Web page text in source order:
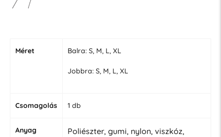
Méret Balra: S, M, L, XL
Jobbra: S, M, L, XL
Csomagolás 1 db
Anyag
Poliészter, gumi, nylon, viszkóz,